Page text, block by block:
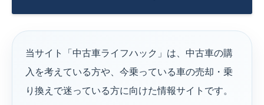
当サイト「中古車ライフハック」は、中古車の購
入を考えている方や、今乗っている車の売却・乗
り換えで迷っている方に向けた情報サイトです。